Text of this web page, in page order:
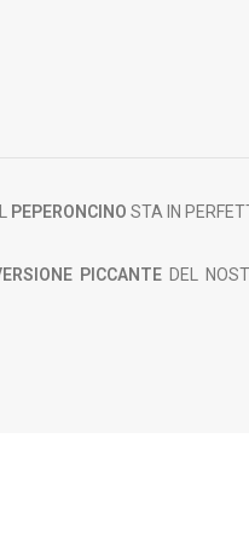
PEPERONCINO STA IN
PICCANTE DEL